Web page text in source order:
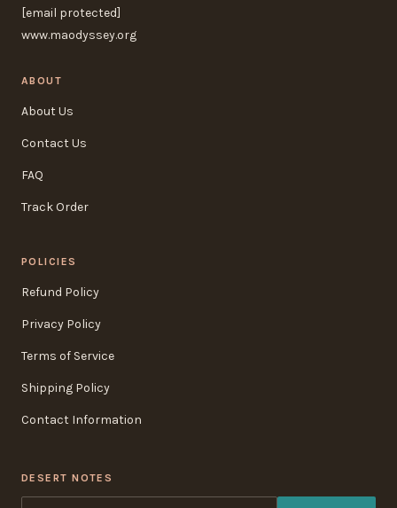
[email protected]
www.maodyssey.org
ABOUT
About Us
Contact Us
FAQ
Track Order
POLICIES
Refund Policy
Privacy Policy
Terms of Service
Shipping Policy
Contact Information
DESERT NOTES